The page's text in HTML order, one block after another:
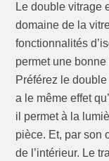
Le double vitrage
domaine de la
fonctionnalités
permet une
Préférez le
a le même effet
il permet à la
pièce. Et, par son
de l’intérieur. Le